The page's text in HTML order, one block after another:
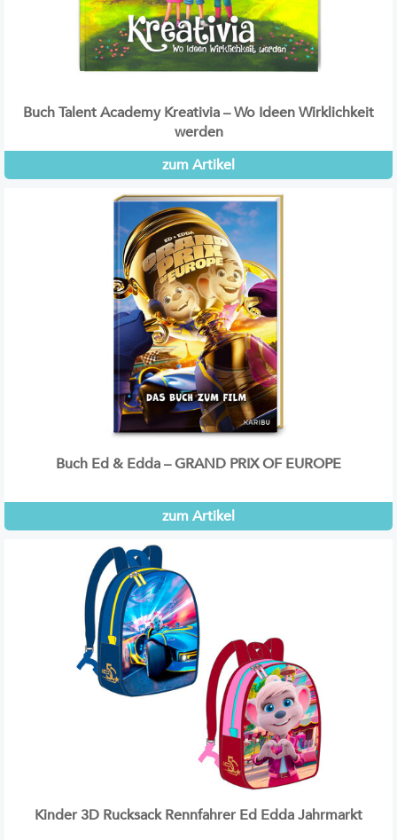
Buch Talent Academy Kreativia – Wo Ideen Wirklichkeit
werden
zum Artikel
Buch Ed & Edda – GRAND PRIX OF EUROPE
zum Artikel
Kinder 3D Rucksack Rennfahrer Ed Edda Jahrmarkt